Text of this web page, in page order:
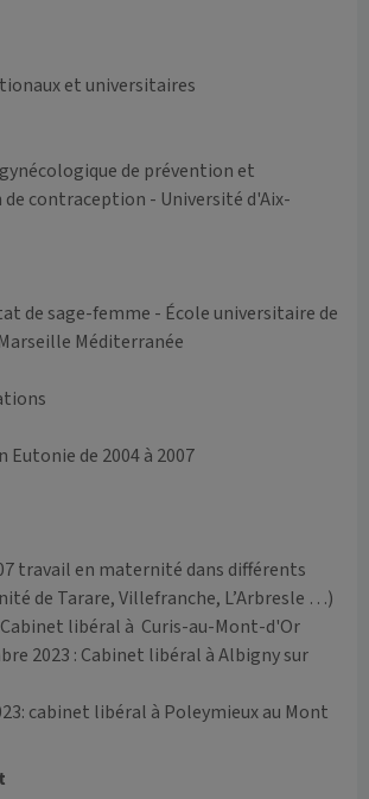
et universitaires
gynécologique de prévention et
contraception - Université d'Aix-
de sage-femme - École universitaire de
Méditerranée
Eutonie de 2004 à 2007
travail en maternité dans différents
de Tarare, Villefranche, L’Arbresle …)
Cabinet libéral à  Curis-au-Mont-d'Or
2023 : Cabinet libéral à Albigny sur
cabinet libéral à Poleymieux au Mont